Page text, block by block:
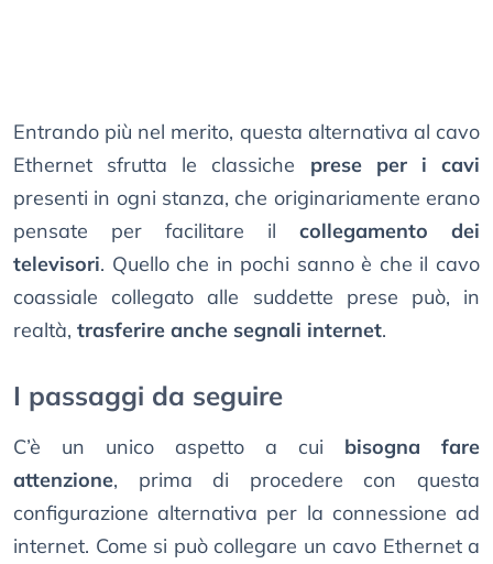
Entrando più nel merito, questa alternativa al cavo
Ethernet sfrutta le classiche prese per i cavi
presenti in ogni stanza, che originariamente erano
pensate per facilitare il collegamento dei
televisori. Quello che in pochi sanno è che il cavo
coassiale collegato alle suddette prese può, in
realtà, trasferire anche segnali internet.
I passaggi da seguire
C’è un unico aspetto a cui bisogna fare
attenzione, prima di procedere con questa
configurazione alternativa per la connessione ad
internet. Come si può collegare un cavo Ethernet a